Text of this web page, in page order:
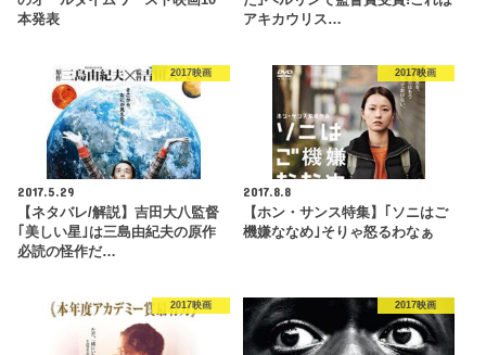
本発表
アキカウリス…
2017映画
2017.5.29
【ネタバレ/解説】吉田大八監督
｢美しい星｣は三島由紀夫の原作
必読の怪作だ…
2017映画
2017.8.8
【ホン・サンス特集】｢ソニはご
機嫌ななめ｣そりゃ怒るわなぁ
2017映画 2017映画